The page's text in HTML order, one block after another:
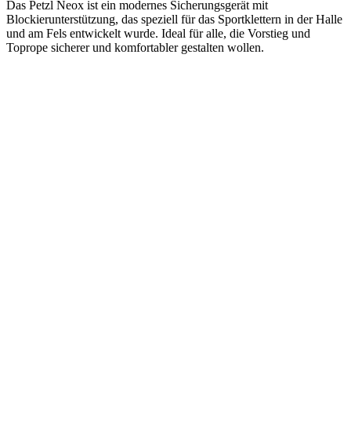
Das Petzl Neox ist ein modernes Sicherungsgerät mit
Blockierunterstützung, das speziell für das Sportklettern in der Halle
und am Fels entwickelt wurde. Ideal für alle, die Vorstieg und
Toprope sicherer und komfortabler gestalten wollen.